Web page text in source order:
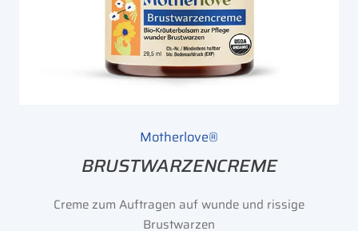
Motherlove®
BRUSTWARZENCREME
Creme zum Auftragen auf wunde und rissige
Brustwarzen